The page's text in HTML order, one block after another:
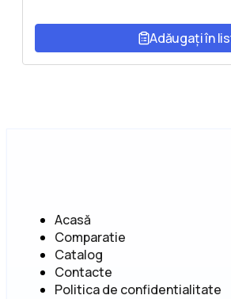
Adăugați în
Acasă
Comparatie
Catalog
Contacte
Politica de confidentialitate